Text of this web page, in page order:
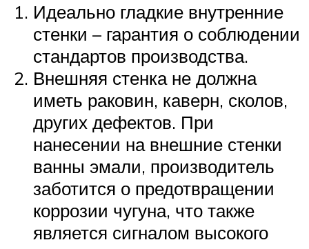
Идеально гладкие внутренние
стенки – гарантия о соблюдении
стандартов производства.
Внешняя стенка не должна
иметь раковин, каверн, сколов,
других дефектов. При
нанесении на внешние стенки
ванны эмали, производитель
заботится о предотвращении
коррозии чугуна, что также
является сигналом высокого